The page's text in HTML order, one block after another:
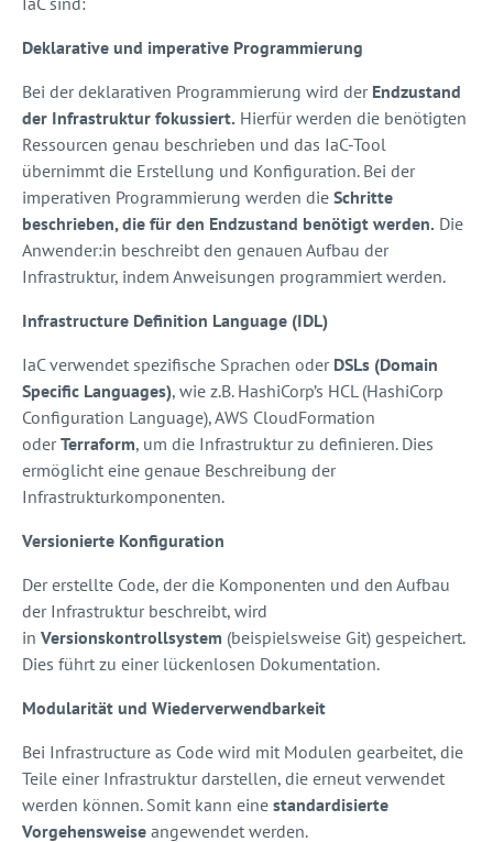
Deklarative und imperative Programmierung
Bei der deklarativen Programmierung wird der Endzustand
der Infrastruktur fokussiert. Hierfür werden die benötigten
Ressourcen genau beschrieben und das IaC-Tool
übernimmt die Erstellung und Konfiguration. Bei der
imperativen Programmierung werden die Schritte
beschrieben, die für den Endzustand benötigt werden. Die
Anwender:in beschreibt den genauen Aufbau der
Infrastruktur, indem Anweisungen programmiert werden.
Infrastructure Definition Language (IDL)
IaC verwendet spezifische Sprachen oder DSLs (Domain
Specific Languages), wie z.B. HashiCorp’s HCL (HashiCorp
Configuration Language), AWS CloudFormation
oderTerraform, um die Infrastruktur zu definieren. Dies
ermöglicht eine genaue Beschreibung der
Infrastrukturkomponenten.
Versionierte Konfiguration
Der erstellte Code, der die Komponenten und den Aufbau
der Infrastruktur beschreibt, wird
in Versionskontrollsystem (beispielsweise Git) gespeichert.
Dies führt zu einer lückenlosen Dokumentation.
Modularität und Wiederverwendbarkeit
Bei Infrastructure as Code wird mit Modulen gearbeitet, die
Teile einer Infrastruktur darstellen, die erneut verwendet
werden können. Somit kann eine standardisierte
Vorgehensweise angewendet werden.